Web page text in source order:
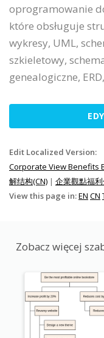
oprogramowanie
które obsługuje
wykresy, UML,
szkieletowy,
genealogiczne,
Edit Localized Version:
Corporate View Benefits
解结构(CN) | 企業觀點福
View this page in:EN CN
Zobacz więcej